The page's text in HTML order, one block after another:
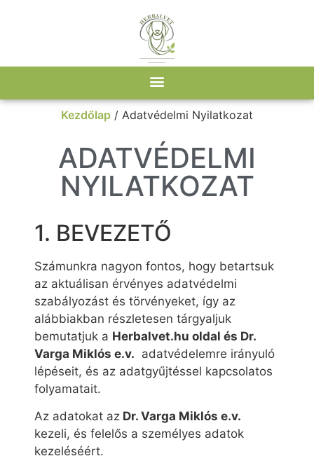
Kezdőlap / Adatvédelmi Nyilatkozat
ADATVÉDELMI
NYILATKOZAT
1. BEVEZETŐ
Számunkra nagyon fontos, hogy betartsuk
az aktuálisan érvényes adatvédelmi
szabályozást és törvényeket, így az
alábbiakban részletesen tárgyaljuk
bemutatjuk a Herbalvet.hu oldal és Dr.
Varga Miklós e.v. adatvédelemre irányuló
lépéseit, és az adatgyűjtéssel kapcsolatos
folyamatait.
Az adatokat azDr. Varga Miklós e.v.
kezeli, és felelős a személyes adatok
kezeléséért.